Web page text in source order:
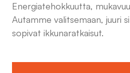
Energiatehokkuutta,
Autamme valitsemaan, juuri
sopivat ikkunaratkaisut.